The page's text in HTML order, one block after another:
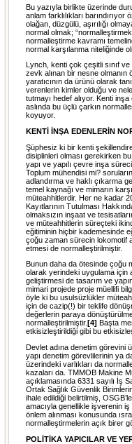
Bu yazıyla birlikte üzerinde
anlam farklılıkları
olağan, düzgülü, aşırılığı
normal olmak;
normalleştirme kavramı
normal karşılanma niteliğinde
Lynch, kenti çok çeşitli sınıf
zevk alınan bir nesne
yaratıcının da ürünü olarak
verenlerin kimler olduğu ve
tutmayı hedef alıyor. Kenti
aslında bu üçlü çarkın
koyuyor.
KENTİ İNŞA EDENLERİN
Şüphesiz ki bir kenti
disiplinleri olması gerekirken
yapı ve yapılı çevre inşa
Toplum mühendisi mi?
adlandırma ve haklı çıkarma
temel kaynağı ve mimarın
müteahhitlerdir. Her ne kadar
Kayıtlarının Tutulması
olmaksızın inşaat ve
ve müteahhitlerin süreçteki
eğitiminin hiçbir kademesinde
çoğu zaman sürecin lokomotif
etmesi de normalleştirilmiştir.
Bunun daha da ötesinde çoğu
olarak yerindeki uygulama için
geliştirmesi de tasarım ve
mimari projede proje müellifi
öyle ki bu usulsüzlükler
için de cazip(!) bir teklife
değerlerin paraya
normalleştirilmiştir. [4] Başta
etkisizleştirildiği gibi bu
Devlet adına denetim görevini
yapı denetim görevlilerinin ya
üzerindeki varlıkları da
kazaları da. TMMOB Makine
açıklamasında 6331 sayılı İş
Ortak Sağlık Güvenlik
ihale edildiği belirtilmiş,
amacıyla genellikle işverenin
önlem alınması konusunda
normalleştirmelerin açık birer
POLİTİKA YAPICILAR VE